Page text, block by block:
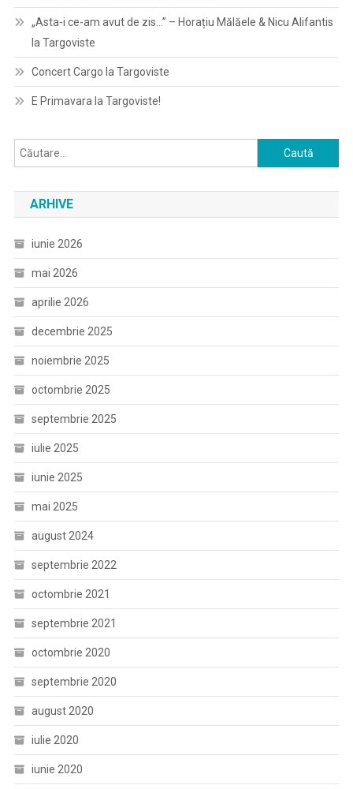
„Asta-i ce-am avut de zis…” – Horațiu Mălăele & Nicu Alifantis
la Targoviste
Concert Cargo la Targoviste
E Primavara la Targoviste!
Caută
după:
ARHIVE
iunie 2026
mai 2026
aprilie 2026
decembrie 2025
noiembrie 2025
octombrie 2025
septembrie 2025
iulie 2025
iunie 2025
mai 2025
august 2024
septembrie 2022
octombrie 2021
septembrie 2021
octombrie 2020
septembrie 2020
august 2020
iulie 2020
iunie 2020